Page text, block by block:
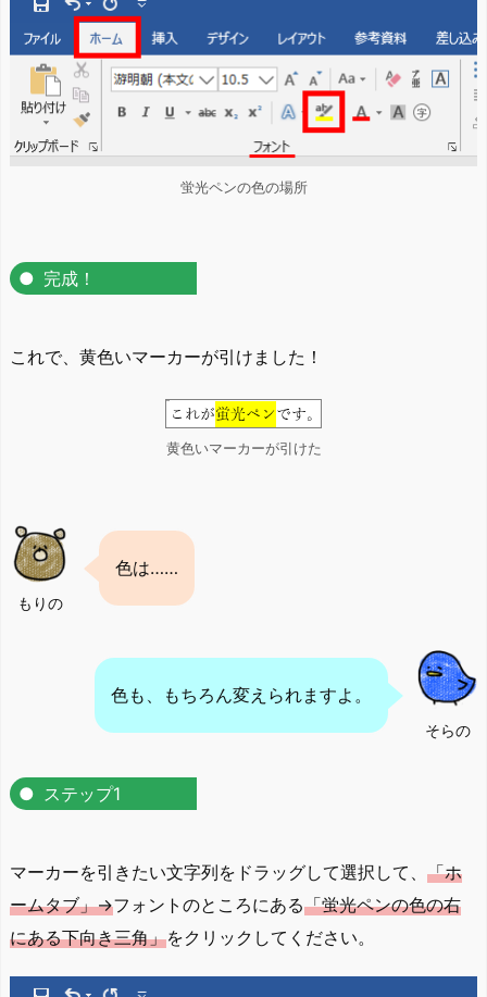
蛍光ペンの色の場所
完成！
これで、黄色いマーカーが引けました！
黄色いマーカーが引けた
もりの
色は……
そらの
色も、もちろん変えられますよ。
ステップ1
マーカーを引きたい文字列をドラッグして選択して、 「ホ
ームタブ」→フォントのところにある「蛍光ペンの色の右
にある下向き三角」をクリックしてください。